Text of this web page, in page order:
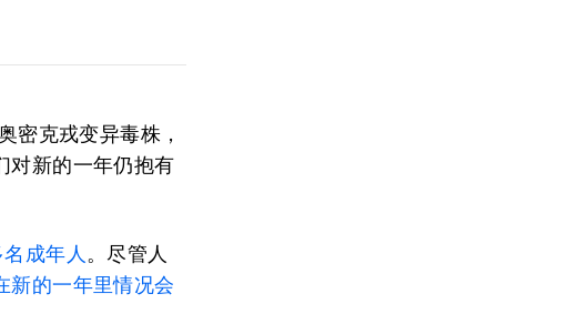
密克戎变异毒株，
对新的一年仍抱有
名成年人 。尽管人
新的一年里情况会